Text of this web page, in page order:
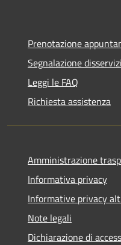
Prenotazione
Segnalazione
Leggi le FAQ
Richiesta assistenza
Amministrazione
Informativa privacy
Informative privacy
Note legali
Dichiarazione di